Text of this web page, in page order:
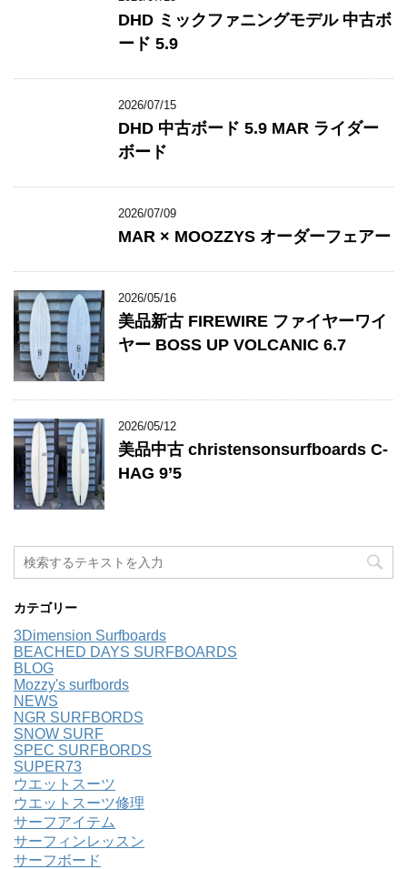
DHD ミックファニングモデル 中古ボ
ード 5.9
2026/07/15
DHD 中古ボード 5.9 MAR ライダー
ボード
2026/07/09
MAR × MOOZZYS オーダーフェアー
2026/05/16
美品新古 FIREWIRE ファイヤーワイ
ヤー BOSS UP VOLCANIC 6.7
2026/05/12
美品中古 christensonsurfboards C-
HAG 9’5
カテゴリー
3Dimension Surfboards
BEACHED DAYS SURFBOARDS
BLOG
Mozzy's surfbords
NEWS
NGR SURFBORDS
SNOW SURF
SPEC SURFBORDS
SUPER73
ウエットスーツ
ウエットスーツ修理
サーフアイテム
サーフィンレッスン
サーフボード